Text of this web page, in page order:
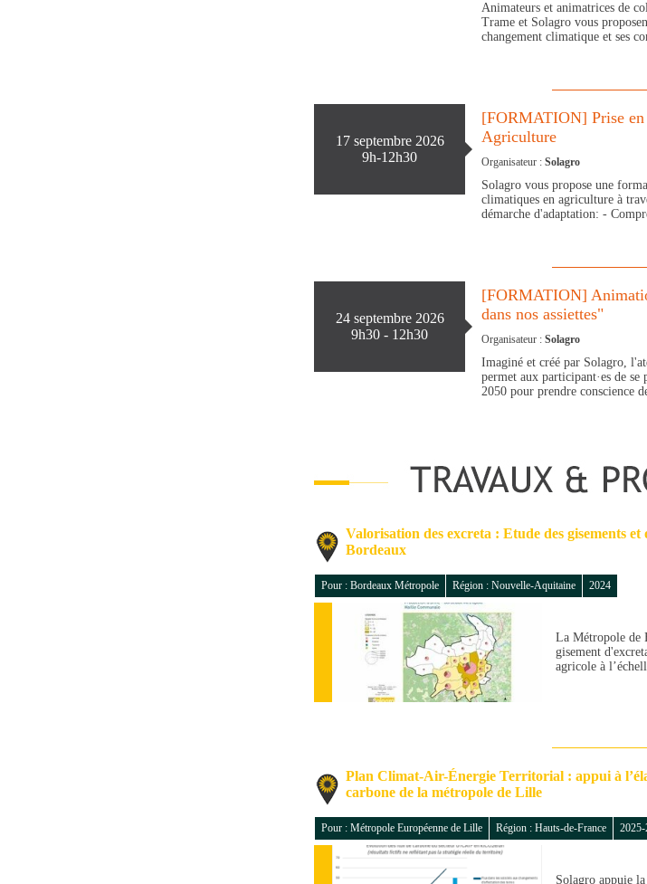
Animateurs et animatrices de
Trame et Solagro vous
changement climatique et ses
17 septembre 2026
9h-12h30
[FORMATION] Prise
Agriculture
Organisateur : Solagro
Solagro vous propose une
climatiques en agriculture à
démarche d'adaptation: -
24 septembre 2026
9h30 - 12h30
[FORMATION]
dans nos assiettes"
Organisateur : Solagro
Imaginé et créé par Solagro,
permet aux participant·es de
2050 pour prendre conscience
Valorisation des excreta : Etude des gisements
Bordeaux
Pour : Bordeaux Métropole Région : Nouvelle-Aquitaine 2024
La Métropole de
gisement
agricole à
Plan Climat-Air-Énergie Territorial : appui à
carbone de la métropole de Lille
Pour : Métropole Européenne de Lille Région : Hauts-de-France
Solagro appuie